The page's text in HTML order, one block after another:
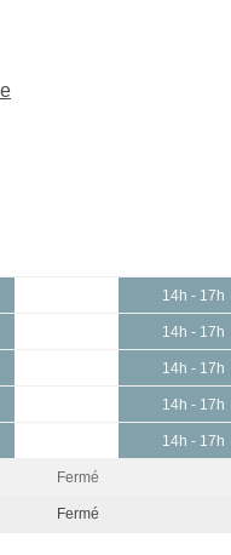
14h - 17h
14h - 17h
14h - 17h
14h - 17h
14h - 17h
Fermé
Fermé